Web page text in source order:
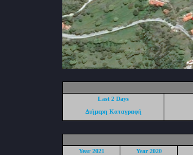
Last 2 Days
Διήμερη Καταγραφή
Year 2021
Year 2020